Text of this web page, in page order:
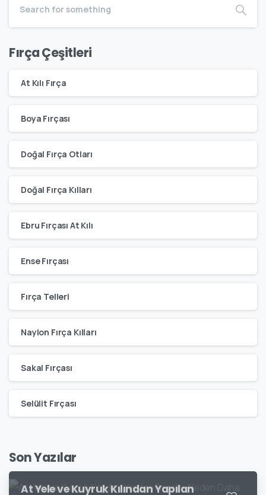
Fırça Çeşitleri
At Kılı Fırça
Boya Fırçası
Doğal Fırça Otları
Doğal Fırça Kılları
Ebru Fırçası At Kılı
Ense Fırçası
Fırça Telleri
Naylon Fırça Kılları
Sakal Fırçası
Selülit Fırçası
Son Yazılar
At Yele ve Kuyruk Kılından Yapılan